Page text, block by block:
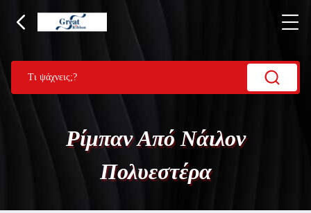
Ρίμπαν Από Νάιλον
Πολυεστέρα